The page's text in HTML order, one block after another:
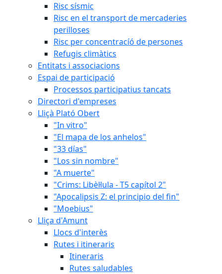
Risc sísmic
Risc en el transport de mercaderies
perilloses
Risc per concentracíó de persones
Refugis climàtics
Entitats i associacions
Espai de participació
Processos participatius tancats
Directori d'empreses
Lliçà Plató Obert
"In vitro"
"El mapa de los anhelos"
"33 días"
"Los sin nombre"
"A muerte"
"Crims: Libèl·lula - T5 capítol 2"
"Apocalipsis Z: el principio del fin"
"Moebius"
Lliça d'Amunt
Llocs d'interès
Rutes i itineraris
Itineraris
Rutes saludables